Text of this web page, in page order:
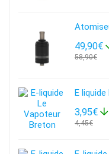
49,90€
58,90€
E
3,95€
4,45€